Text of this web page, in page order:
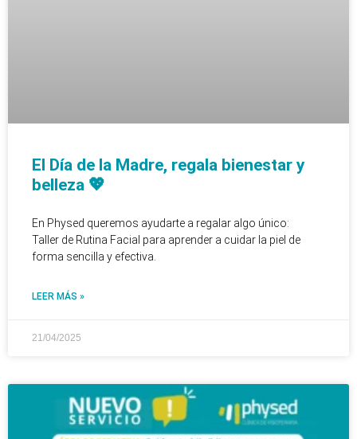
El Día de la Madre, regala bienestar y
belleza 💖
En Physed queremos ayudarte a regalar algo único:
Taller de Rutina Facial para aprender a cuidar la piel de
forma sencilla y efectiva.
LEER MÁS »
21/04/2025